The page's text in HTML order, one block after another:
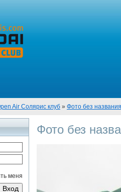
Air Солярис клуб » Фото без названия
меня
Фото без